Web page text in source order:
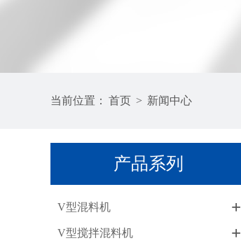
当前位置： 首页 > 新闻中心
产品系列
V型混料机 +
V型搅拌混料机 +